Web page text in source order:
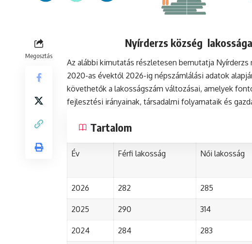
Megosztás
Nyírderzs község
Az alábbi kimutatás részletesen bemutatja
2020-as évektől 2026-ig népszámlálási adatok
követhetők a lakosságszám változásai, amelyek
fejlesztési irányainak, társadalmi folyamataik és
Tartalom
Év Férfi lakosság Női lakosság
2026 282 285
2025 290 314
2024 284 283